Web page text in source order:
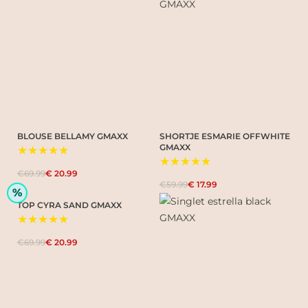
BLOUSE BELLAMY GMAXX
★★★★★
€69.99€ 20.99
SHORTJE ESMARIE OFFWHITE
GMAXX
★★★★★
€59.99€ 17.99
%
TOP CYRA SAND GMAXX
★★★★★
€69.99€ 20.99